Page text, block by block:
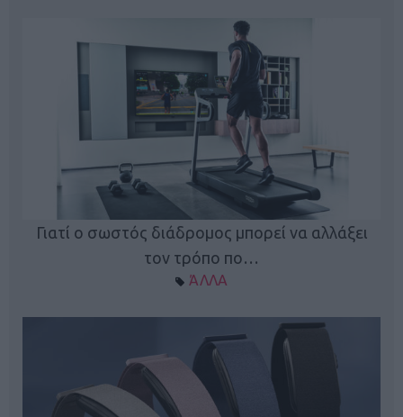
Γιατί ο σωστός διάδρομος μπορεί να αλλάξει
τον τρόπο πο…
ΆΛΛΑ